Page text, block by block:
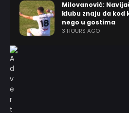
Milovanović:
klubu znaju da kod
nego u gostima
3 HOURS AGO